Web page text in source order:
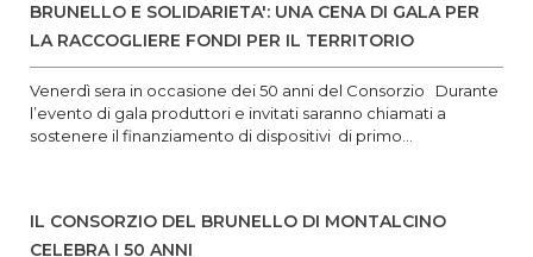
BRUNELLO E SOLIDARIETA': UNA CENA DI GALA PER
LA RACCOGLIERE FONDI PER IL TERRITORIO
Venerdì sera in occasione dei 50 anni del Consorzio Durante
l’evento di gala produttori e invitati saranno chiamati a
sostenere il finanziamento di dispositivi di primo...
IL CONSORZIO DEL BRUNELLO DI MONTALCINO
CELEBRA I 50 ANNI